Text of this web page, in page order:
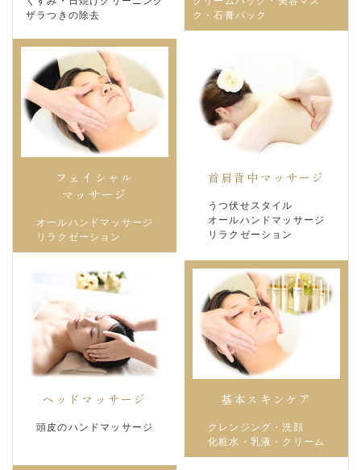
ザラつきの除去 ク・石膏パック​​​​​​​
フェイシャル
マッサージ
オールハンドマッサージ
リラクゼーション
首肩背中マッサージ
うつ伏せスタイル
オールハンドマッサージ
リラクゼーション
ヘッドマッサージ
頭皮のハンドマッサージ
基本スキンケア
クレンジング・洗顔
化粧水・乳液・クリーム